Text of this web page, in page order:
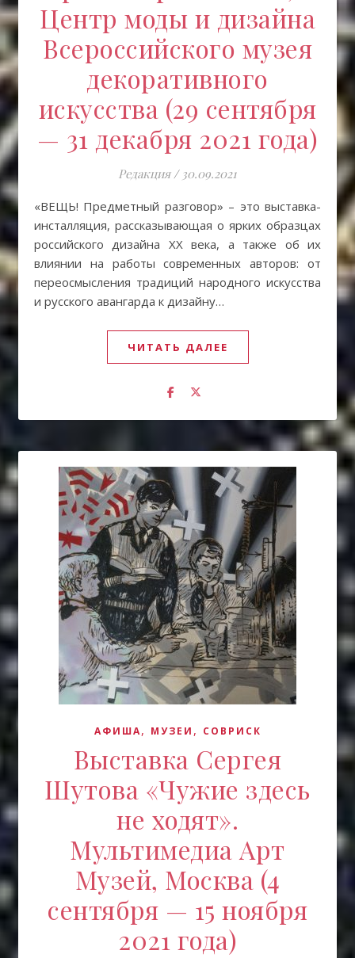
Центр моды и дизайна
Всероссийского музея
декоративного
искусства (29 сентября
— 31 декабря 2021 года)
Редакция / 30.09.2021
«ВЕЩЬ! Предметный разговор» – это выставка-
инсталляция, рассказывающая о ярких образцах
российского дизайна XX века, а также об их
влиянии на работы современных авторов: от
переосмысления традиций народного искусства
и русского авангарда к дизайну…
ЧИТАТЬ ДАЛЕЕ
АФИША, МУЗЕИ , СОВРИСК
Выставка Сергея
Шутова «Чужие здесь
не ходят».
Мультимедиа Арт
Музей, Москва (4
сентября — 15 ноября
2021 года)